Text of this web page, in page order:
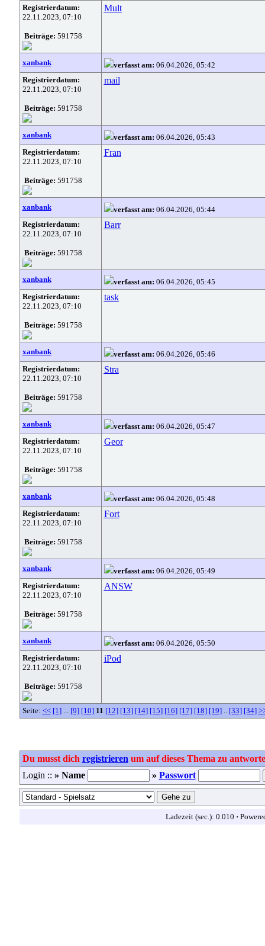
Registrierdatum:
22.11.2023, 07:10
Beiträge: 591758
Mult
xanbank verfasst am: 06.04.2026, 05:42
Registrierdatum:
22.11.2023, 07:10
Beiträge: 591758
mail
xanbank verfasst am: 06.04.2026, 05:43
Registrierdatum:
22.11.2023, 07:10
Beiträge: 591758
Fran
xanbank verfasst am: 06.04.2026, 05:44
Registrierdatum:
22.11.2023, 07:10
Beiträge: 591758
Barr
xanbank verfasst am: 06.04.2026, 05:45
Registrierdatum:
22.11.2023, 07:10
Beiträge: 591758
task
xanbank verfasst am: 06.04.2026, 05:46
Registrierdatum:
22.11.2023, 07:10
Beiträge: 591758
Stra
xanbank verfasst am: 06.04.2026, 05:47
Registrierdatum:
22.11.2023, 07:10
Beiträge: 591758
Geor
xanbank verfasst am: 06.04.2026, 05:48
Registrierdatum:
22.11.2023, 07:10
Beiträge: 591758
Fort
xanbank verfasst am: 06.04.2026, 05:49
Registrierdatum:
22.11.2023, 07:10
Beiträge: 591758
ANSW
xanbank verfasst am: 06.04.2026, 05:50
Registrierdatum:
22.11.2023, 07:10
Beiträge: 591758
iPod
Seite: << [1]... [9] [10] 11 [12] [13] [14] [15] [16] [17] [18] [19].. [33] [34]
Du musst dich registrieren um auf dieses Thema zu
Login :: » Name » Passwort
Ladezeit (sec.): 0.010 ·